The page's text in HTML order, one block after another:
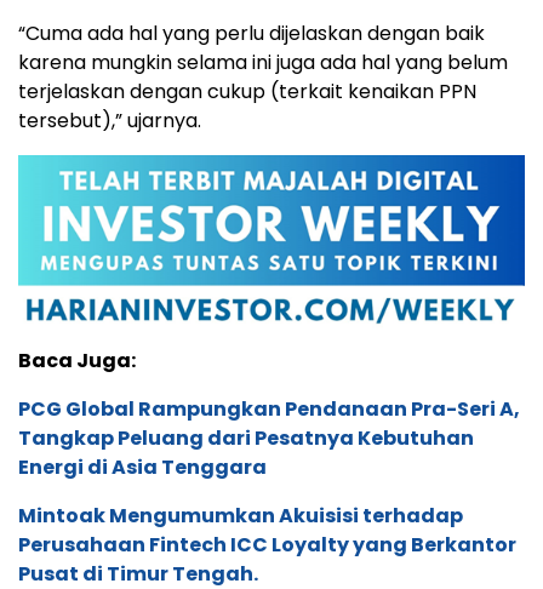
“Cuma ada hal yang perlu dijelaskan dengan baik
karena mungkin selama ini juga ada hal yang belum
terjelaskan dengan cukup (terkait kenaikan PPN
tersebut),” ujarnya.
Baca Juga:
PCG Global Rampungkan Pendanaan Pra-Seri A,
Tangkap Peluang dari Pesatnya Kebutuhan
Energi di Asia Tenggara
Mintoak Mengumumkan Akuisisi terhadap
Perusahaan Fintech ICC Loyalty yang Berkantor
Pusat di Timur Tengah.